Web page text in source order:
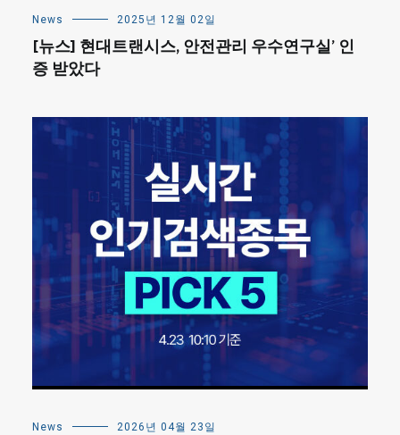
News 2025년 12월 02일
[뉴스] 현대트랜시스, 안전관리 우수연구실’ 인
증 받았다
News 2026년 04월 23일